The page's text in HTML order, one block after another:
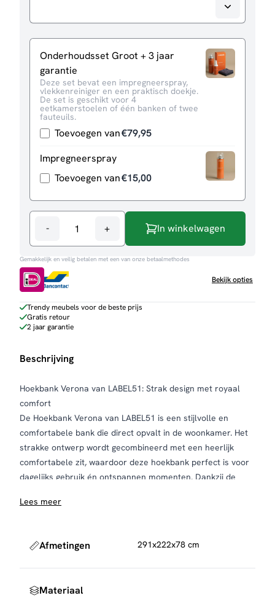
Onderhoudsset Groot + 3 jaar
garantie
Deze set bevat een impregneerspray,
vlekkenreiniger en een praktisch doekje.
De set is geschikt voor 4
eetkamerstoelen of één banken of twee
fauteuils.
Toevoegen van€79,95
Impregneerspray
Toevoegen van€15,00
-
Hoekbank
Verona
aantal
+ In winkelwagen
Gemakkelijk en veilig betalen met een van onze betaalmethodes
Bekijk opties
Trendy meubels voor de beste prijs
Gratis retour
2 jaar garantie
Beschrijving
Hoekbank Verona van LABEL51: Strak design met royaal
comfort
De Hoekbank Verona van LABEL51 is een stijlvolle en
comfortabele bank die direct opvalt in de woonkamer. Het
strakke ontwerp wordt gecombineerd met een heerlijk
comfortabele zit, waardoor deze hoekbank perfect is voor
dagelijks gebruik én ontspannen momenten. Dankzij de
echte blikvanger in elke leefruimte.
handgemaakt, wat betekent dat ieder exemplaar uniek is.
Kleine verschillen in vorm en kleur onderstrepen het
en het tijdloze design maken Verona geschikt voor zowel
Lees meer
Afmetingen 291x222x78 cm
Materiaal